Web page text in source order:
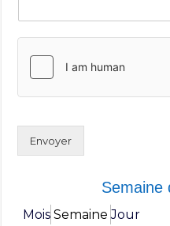
Envoyer
Semaine
Mois Semaine Jour